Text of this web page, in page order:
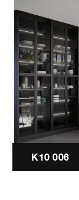
K10 006